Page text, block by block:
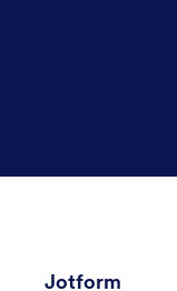
Jotform